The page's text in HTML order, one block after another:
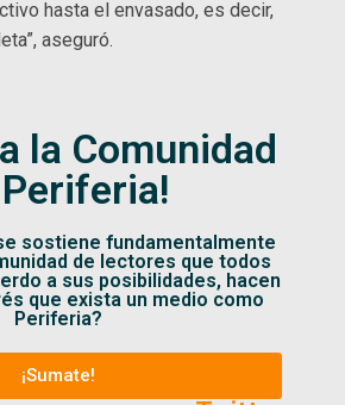
hasta el envasado, es decir,
aseguró.
la Comunidad
sostiene fundamentalmente
de lectores que todos
a sus posibilidades, hacen
que exista un medio como
Periferia?
¡Sumate!